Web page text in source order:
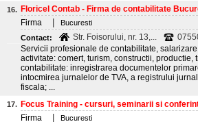
16. Floricel Contab - Firma de contabilitate
Firma
Bucuresti
Contact:
Str. Foisorului, nr. 13,...
Servicii profesionale de contabilitate,
activitate: comert, turism, constructii,
contabilitate: inregistrarea documentelor
intocmirea jurnalelor de TVA, a registrului
fiscala; ...
17. Focus Training - cursuri, seminarii si
Firma
Bucuresti